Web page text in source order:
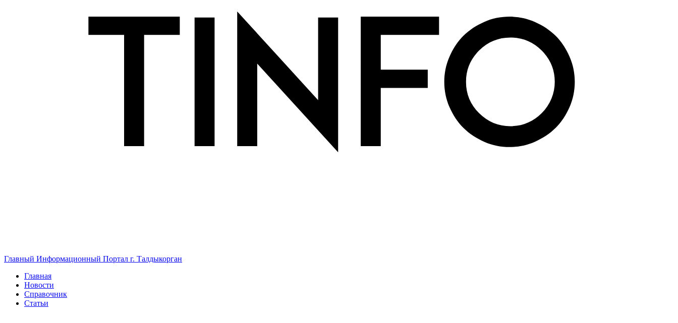
Главный Информационный Портал г. Талдыкорган
Главная
Новости
Справочник
Статьи